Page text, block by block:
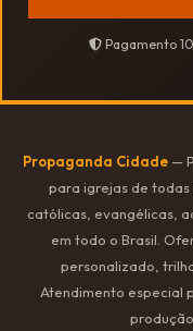
Pagamento
Propaganda Cidade —
para igrejas de todas
católicas, evangélicas,
em todo o Brasil.
personalizado,
Atendimento especial